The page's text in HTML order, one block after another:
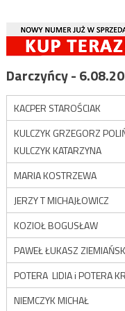
Darczyńcy -
KACPER STAROŚCIAK
KULCZYK GRZEGORZ
KULCZYK KATARZYNA
MARIA KOSTRZEWA
JERZY T MICHAJŁOWICZ
KOZIOŁ BOGUSŁAW
PAWEŁ ŁUKASZ
POTERA LIDIA i POTERA
NIEMCZYK MICHAŁ